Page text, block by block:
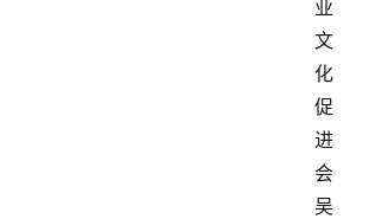
业
文
化
促
进
会
吴